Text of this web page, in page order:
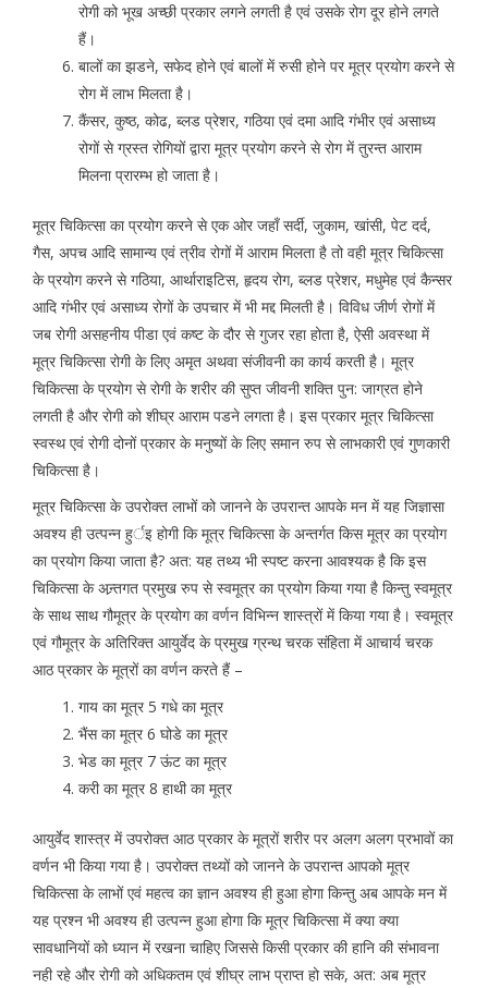
रोगी को भूख अच्छी प्रकार लगने लगती है एवं उसके रोग दूर होने लगते
हैं।
बालों का झडने, सफेद होने एवं बालों में रुसी होने पर मूत्र प्रयोग करने से
रोग में लाभ मिलता है।
कैंसर, कुष्ठ, कोढ, ब्लड प्रेशर, गठिया एवं दमा आदि गंभीर एवं असाध्य
रोगों से ग्रस्त रोगियों द्वारा मूत्र प्रयोग करने से रोग में तुरन्त आराम
मिलना प्रारम्भ हो जाता है।
मूत्र चिकित्सा का प्रयोग करने से एक ओर जहाँ सर्दी, जुकाम, खांसी, पेट दर्द,
गैस, अपच आदि सामान्य एवं त्रीव रोगों में आराम मिलता है तो वही मूत्र चिकित्सा
के प्रयोग करने से गठिया, आर्थाराइटिस, हृदय रोग, ब्लड प्रेशर, मधुमेह एवं कैन्सर
आदि गंभीर एवं असाध्य रोगों के उपचार में भी मद्द मिलती है। विविध जीर्ण रोगों में
जब रोगी असहनीय पीडा एवं कष्ट के दौर से गुजर रहा होता है, ऐसी अवस्था में
मूत्र चिकित्सा रोगी के लिए अमृत अथवा संजीवनी का कार्य करती है। मूत्र
चिकित्सा के प्रयोग से रोगी के शरीर की सुप्त जीवनी शक्ति पुन: जाग्रत होने
लगती है और रोगी को शीघ्र आराम पडने लगता है। इस प्रकार मूत्र चिकित्सा
स्वस्थ एवं रोगी दोनों प्रकार के मनुष्यों के लिए समान रुप से लाभकारी एवं गुणकारी
चिकित्सा है।
मूत्र चिकित्सा के उपरोक्त लाभों को जानने के उपरान्त आपके मन में यह जिज्ञासा
अवश्य ही उत्पन्न हुर्इ होगी कि मूत्र चिकित्सा के अन्तर्गत किस मूत्र का प्रयोग
का प्रयोग किया जाता है? अत: यह तथ्य भी स्पष्ट करना आवश्यक है कि इस
चिकित्सा के अन्र्तगत प्रमुख रुप से स्वमूत्र का प्रयोग किया गया है किन्तु स्वमूत्र
के साथ साथ गौमूत्र के प्रयोग का वर्णन विभिन्न शास्त्रों में किया गया है। स्वमूत्र
एवं गौमूत्र के अतिरिक्त आयुर्वेद के प्रमुख ग्रन्थ चरक संहिता में आचार्य चरक
आठ प्रकार के मूत्रों का वर्णन करते हैं –
गाय का मूत्र 5 गधे का मूत्र
भैंस का मूत्र 6 घोडे का मूत्र
भेड का मूत्र 7 ऊंट का मूत्र
करी का मूत्र 8 हाथी का मूत्र
आयुर्वेद शास्त्र में उपरोक्त आठ प्रकार के मूत्रों शरीर पर अलग अलग प्रभावों का
वर्णन भी किया गया है। उपरोक्त तथ्यों को जानने के उपरान्त आपको मूत्र
चिकित्सा के लाभों एवं महत्व का ज्ञान अवश्य ही हुआ होगा किन्तु अब आपके मन में
यह प्रश्न भी अवश्य ही उत्पन्न हुआ होगा कि मूत्र चिकित्सा में क्या क्या
सावधानियों को ध्यान में रखना चाहिए जिससे किसी प्रकार की हानि की संभावना
नही रहे और रोगी को अधिकतम एवं शीघ्र लाभ प्राप्त हो सके, अत: अब मूत्र